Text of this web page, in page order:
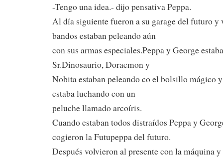
-Tengo una idea.- dijo pensativa Peppa.
Al día siguiente fueron a su garage del futuro y
bandos estaban peleando aún
con sus armas especiales.Peppa y George
Sr.Dinosaurio, Doraemon y
Nobita estaban peleando co el bolsillo mágico
estaba luchando con un
peluche llamado arcoíris.
Cuando estaban todos distraídos Peppa y
cogieron la Futupeppa del futuro.
Después volvieron al presente con la máquina